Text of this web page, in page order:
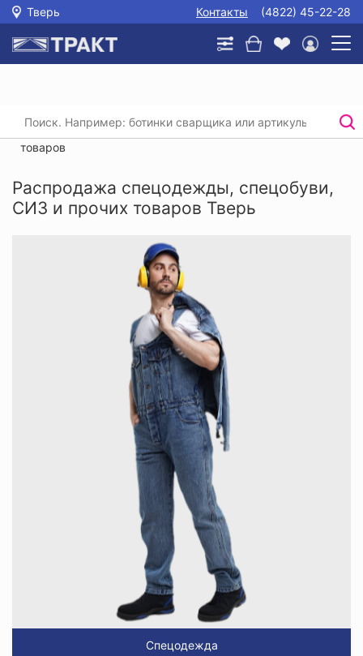
Тверь Контакты (4822) 45-22-28
Главная /
/
Распродажа спецодежды, спецобуви, СИЗ и прочих
товаров
Распродажа спецодежды, спецобуви,
СИЗ и прочих товаров Тверь
Спецодежда